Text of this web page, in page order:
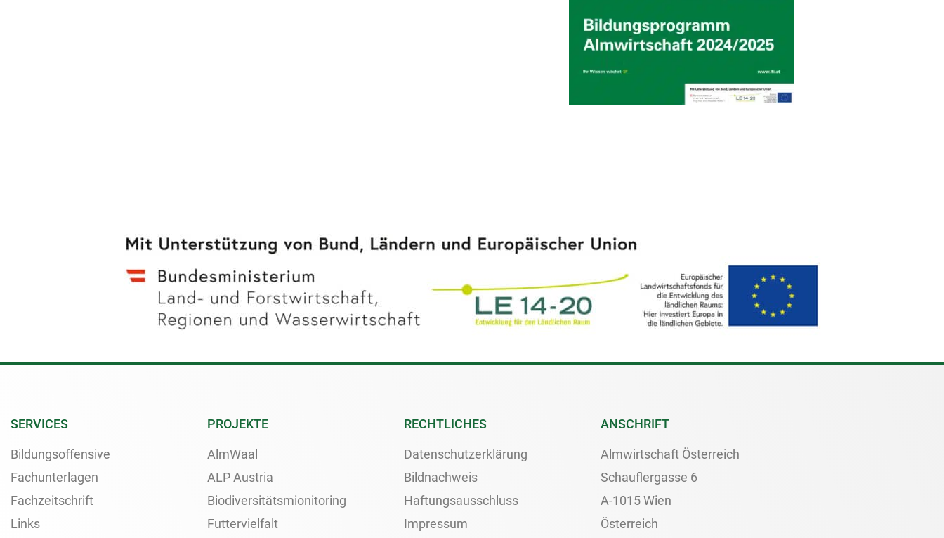
SERVICES
Bildungsoffensive
Fachunterlagen
Fachzeitschrift
Links
PROJEKTE
AlmWaal
ALP Austria
Biodiversitätsmionitoring
Futtervielfalt
RECHTLICHES
Datenschutzerklärung
Bildnachweis
Haftungsausschluss
Impressum
ANSCHRIFT
Almwirtschaft Österreich
Schauflergasse 6
A-1015 Wien
Österreich